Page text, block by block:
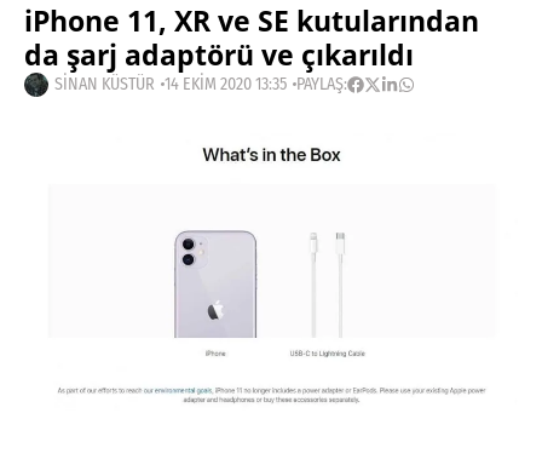
iPhone 11, XR ve SE kutularından
da şarj adaptörü ve çıkarıldı
SINAN KÜSTÜR 14 EKIM 2020 13:35 PAYLAŞ: